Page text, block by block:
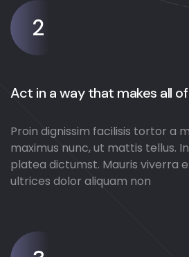
2
Act in a way that makes all
Proin dignissim facilisis tortor a
maximus nunc, ut mattis tellus.
platea dictumst. Mauris viverra
ultrices dolor aliquam non